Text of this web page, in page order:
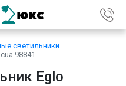
светильники
98841
Eglo